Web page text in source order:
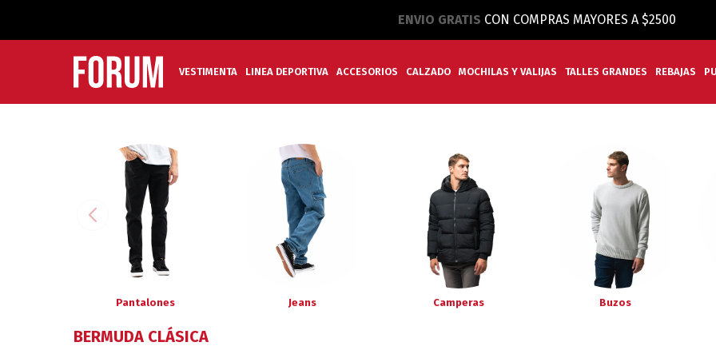
ENVIO GRATIS CON COMPRAS MAYORES A $2500
VESTIMENTA LINEA DEPORTIVA ACCESORIOS CALZADO MOCHILAS Y VALIJAS TALLES GRANDES REBAJAS
Pantalones Jeans Camperas Buzos
BERMUDA CLÁSICA